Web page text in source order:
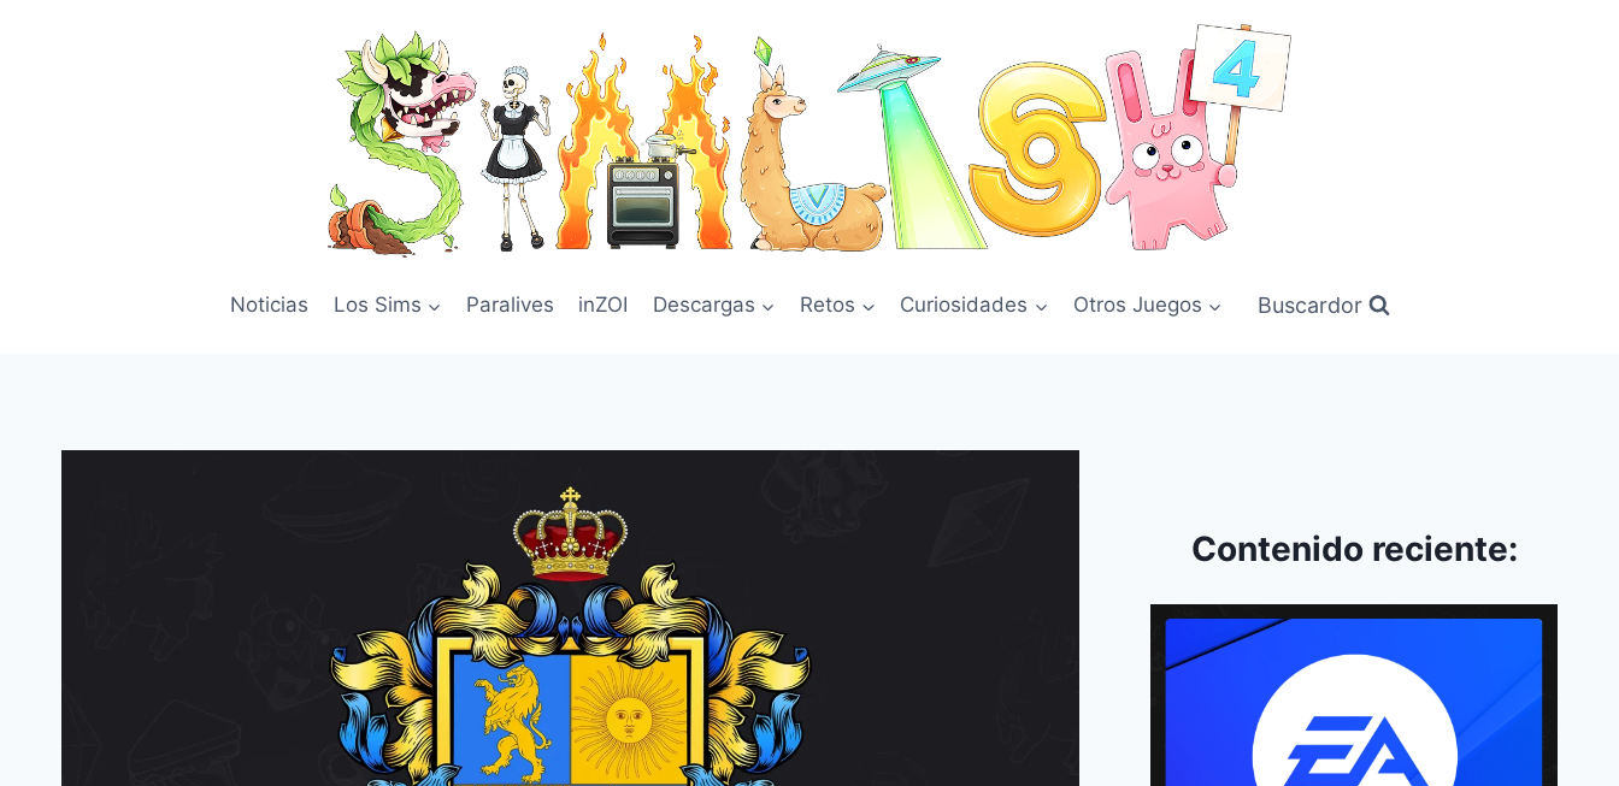
Noticias Los Sims Paralives inZOI Descargas Retos Curiosidades Otros Juegos Buscardor
Contenido reciente: